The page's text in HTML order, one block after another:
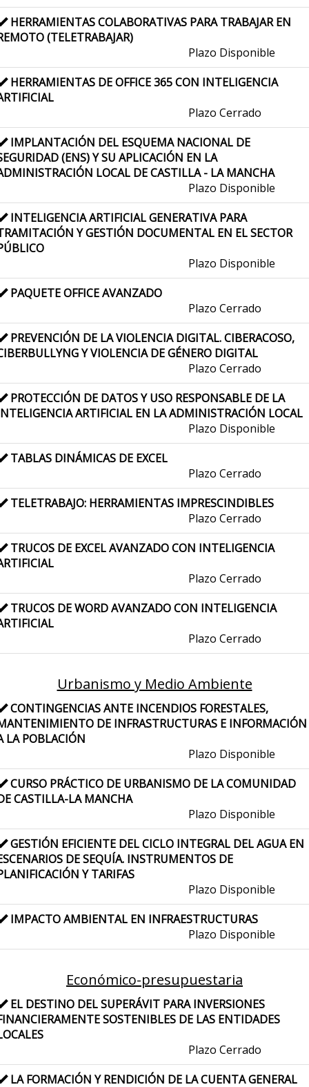
HERRAMIENTAS COLABORATIVAS PARA TRABAJAR EN
(TELETRABAJAR)
Plazo Disponible
HERRAMIENTAS DE OFFICE 365 CON INTELIGENCIA
Plazo Cerrado
IMPLANTACIÓN DEL ESQUEMA NACIONAL DE
(ENS) Y SU APLICACIÓN EN LA
LOCAL DE CASTILLA - LA MANCHA
Plazo Disponible
INTELIGENCIA ARTIFICIAL GENERATIVA PARA
Y GESTIÓN DOCUMENTAL EN EL SECTOR
Plazo Disponible
PAQUETE OFFICE AVANZADO
Plazo Cerrado
PREVENCIÓN DE LA VIOLENCIA DIGITAL. CIBERACOSO,
Y VIOLENCIA DE GÉNERO DIGITAL
Plazo Cerrado
PROTECCIÓN DE DATOS Y USO RESPONSABLE DE LA
ARTIFICIAL EN LA ADMINISTRACIÓN LOCAL
Plazo Disponible
TABLAS DINÁMICAS DE EXCEL
Plazo Cerrado
TELETRABAJO: HERRAMIENTAS IMPRESCINDIBLES
Plazo Cerrado
TRUCOS DE EXCEL AVANZADO CON INTELIGENCIA
Plazo Cerrado
TRUCOS DE WORD AVANZADO CON INTELIGENCIA
Plazo Cerrado
Urbanismo y Medio Ambiente
CONTINGENCIAS ANTE INCENDIOS FORESTALES,
DE INFRASTRUCTURAS E INFORMACIÓN
LA POBLACIÓN
Plazo Disponible
CURSO PRÁCTICO DE URBANISMO DE LA COMUNIDAD
CASTILLA-LA MANCHA
Plazo Disponible
GESTIÓN EFICIENTE DEL CICLO INTEGRAL DEL AGUA EN
DE SEQUÍA. INSTRUMENTOS DE
Y TARIFAS
Plazo Disponible
IMPACTO AMBIENTAL EN INFRAESTRUCTURAS
Plazo Disponible
Económico-presupuestaria
EL DESTINO DEL SUPERÁVIT PARA INVERSIONES
SOSTENIBLES DE LAS ENTIDADES
Plazo Cerrado
LA FORMACIÓN Y RENDICIÓN DE LA CUENTA GENERAL